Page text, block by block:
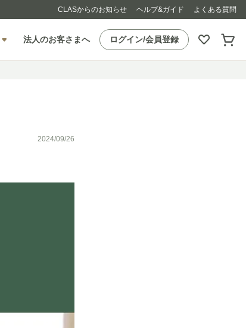
CLASからのお知らせ ヘルプ&ガイド よくある質問
法人のお客さまへ ログイン/会員登録
2024/09/26